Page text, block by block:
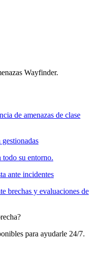
Wayfinder.
de amenazas de clase
su entorno.
ante incidentes
brechas y evaluaciones de
para ayudarle 24/7.